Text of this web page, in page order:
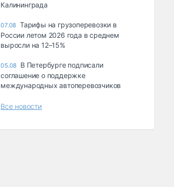
Калининграда
07.08 Тарифы на грузоперевозки в
России летом 2026 года в среднем
выросли на 12–15%
05.08 В Петербурге подписали
соглашение о поддержке
международных автоперевозчиков
Все новости